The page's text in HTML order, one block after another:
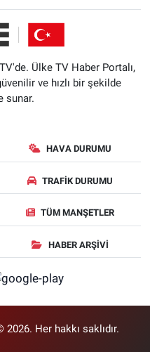
Ülke TV Haber Portalı,
ve hızlı bir şekilde
sunar.
HAVA DURUMU
TRAFIK DURUMU
TÜM MANŞETLER
HABER ARŞIVI
Her hakkı saklıdır.